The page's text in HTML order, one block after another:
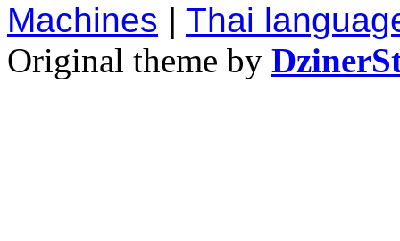
Machines | Thai
Original theme by